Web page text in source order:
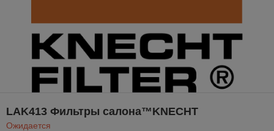
LAK413 Фильтры салона™KNECHT
Ожидается